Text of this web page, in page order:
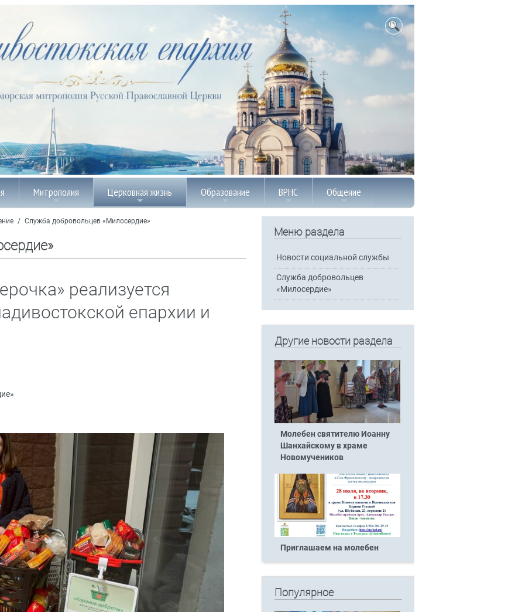
Митрополия Церковная жизнь Образование ВРНС Общение
/ Служба добровольцев «Милосердие»
реализуется
епархии и
Меню раздела
Новости социальной службы
Служба добровольцев
«Милосердие»
Другие новости раздела
Молебен святителю Иоанну
Шанхайскому в храме
Новомучеников
Приглашаем на молебен
Популярное